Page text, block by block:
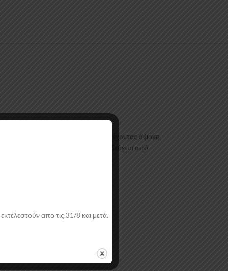
τελευταίας τεχνολογίας έχοντας άψογη
αντιχαρακτική επιφάνεια. Συνοδεύεται από
απο τις 31/8 και μετά.